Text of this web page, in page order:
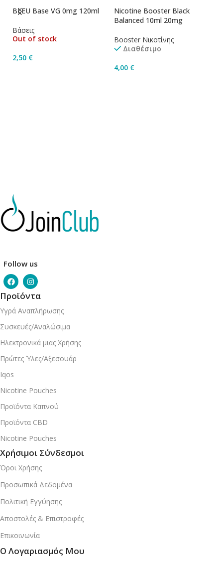
BLEU Base VG 0mg 120ml
Βάσεις
Out of stock
2,50 €
Nicotine Booster Black
Balanced 10ml 20mg
Booster Νικοτίνης
Διαθέσιμο
4,00 €
Follow us
Προϊόντα
Υγρά Αναπλήρωσης
Συσκευές/Αναλώσιμα
Ηλεκτρονικά μιας Χρήσης
Πρώτες Ύλες/Αξεσουάρ
Iqos
Nicotine Pouches
Προϊόντα Καπνού
Προϊόντα CBD
Nicotine Pouches
Χρήσιμοι Σύνδεσμοι
Όροι Χρήσης
Προσωπικά Δεδομένα
Πολιτική Εγγύησης
Αποστολές & Επιστροφές
Επικοινωνία
Ο Λογαριασμός Μου